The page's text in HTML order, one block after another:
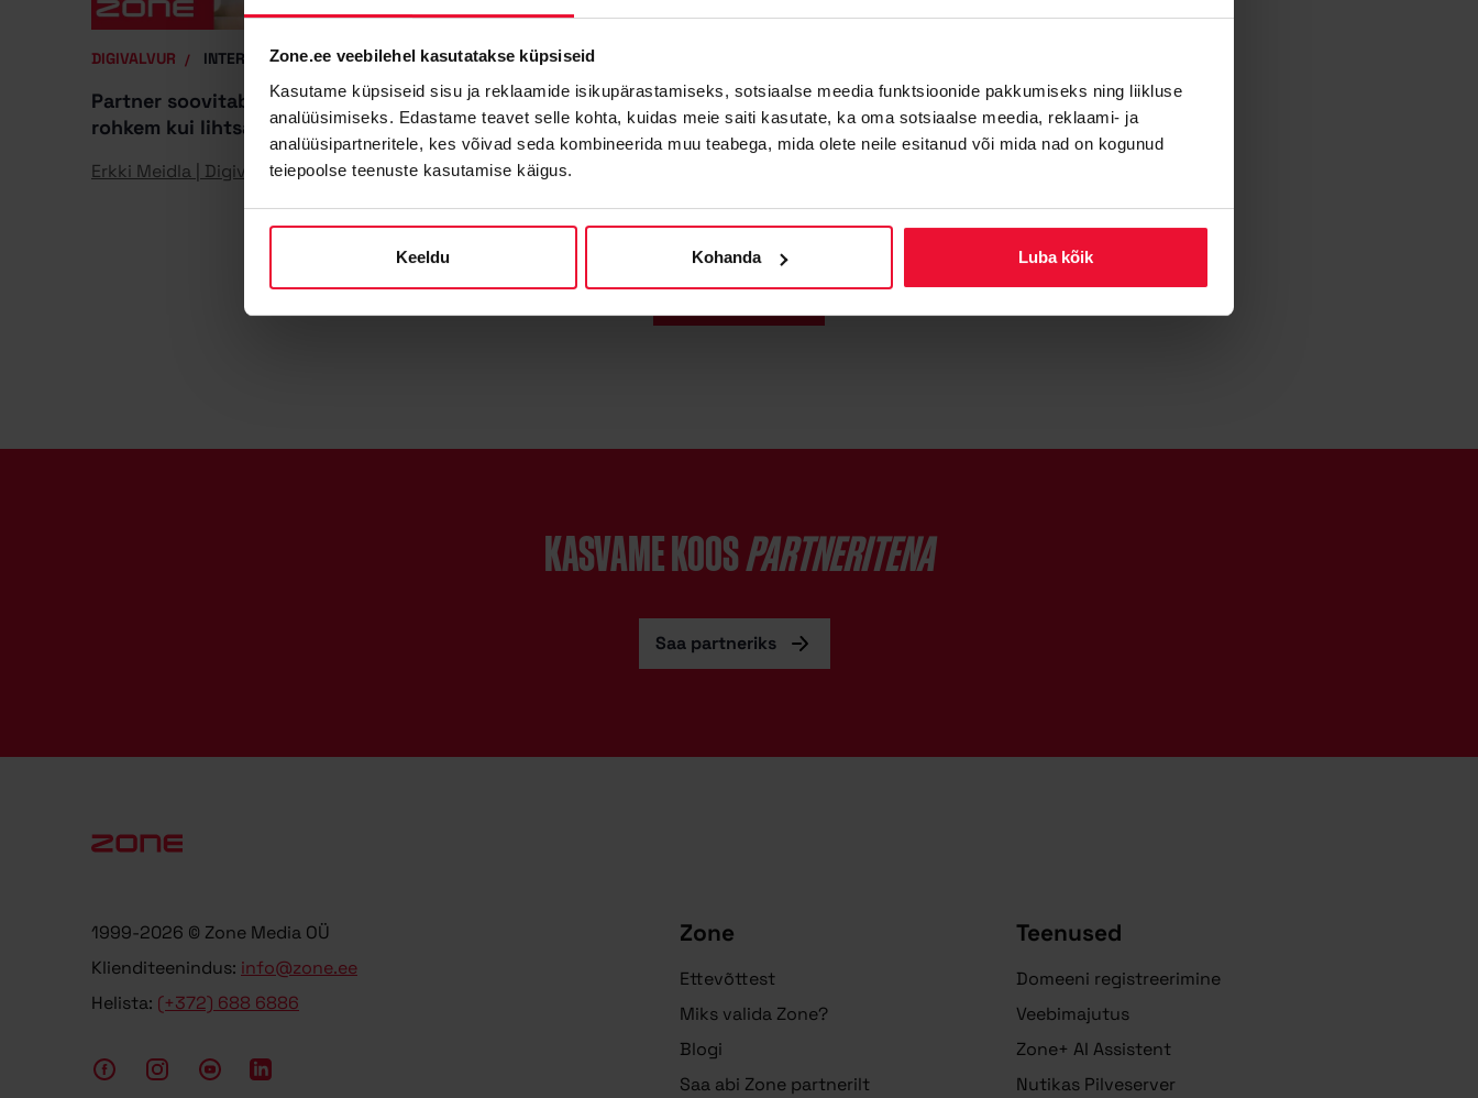
Zone.ee veebilehel kasutatakse küpsiseid
Kasutame küpsiseid sisu ja reklaamide isikupärastamiseks, sotsiaalse meedia funktsioonide pakkumiseks ning liikluse
analüüsimiseks. Edastame teavet selle kohta, kuidas meie saiti kasutate, ka oma sotsiaalse meedia, reklaami- ja
analüüsipartneritele, kes võivad seda kombineerida muu teabega, mida olete neile esitanud või mida nad on kogunud
teiepoolse teenuste kasutamise käigus.
Keeldu Kohanda Luba kõik
DIGIVALVUR INTERNETITURUNDUS
Partner soovitab: privaatsusteavitus –
rohkem kui lihtsalt linnuke
Erkki Meidla | Digivalvur OÜ 15. juuni 2026
KASVAME KOOSPARTNERITENA
Saa partneriks
1999-2026 © Zone Media OÜ
Klienditeenindus: info@zone.ee
Helista: (+372) 688 6886
Zone
Ettevõttest
Miks valida Zone?
Blogi
Saa abi Zone partnerilt
Teenused
Domeeni registreerimine
Veebimajutus
Zone+ AI Assistent
Nutikas Pilveserver